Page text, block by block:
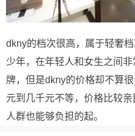
dkny的档次很高，属于轻奢
少年，在年轻人和女生之间
牌，但是dkny的价格却不算
元到几千元不等，价格比较
人群也能够负担的起。